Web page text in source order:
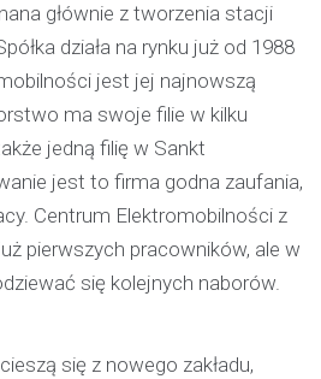
głównie z tworzenia stacji
działa na rynku już od 1988
jest jej najnowszą
ma swoje filie w kilku
jedną filię w Sankt
jest to firma godna zaufania,
Centrum Elektromobilności z
pierwszych pracowników, ale w
się kolejnych naborów.
się z nowego zakładu,